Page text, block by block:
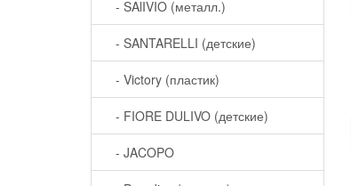
- SAlIVIO (металл.)
- SANTARELLI (детские)
- Victory (пластик)
- FIORE DULIVO (детские)
- JACOPO